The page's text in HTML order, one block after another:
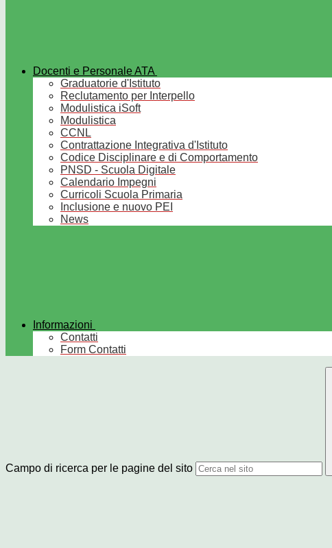
Docenti e Personale ATA
Graduatorie d'Istituto
Reclutamento per Interpello
Modulistica iSoft
Modulistica
CCNL
Contrattazione Integrativa d'Istituto
Codice Disciplinare e di Comportamento
PNSD - Scuola Digitale
Calendario Impegni
Curricoli Scuola Primaria
Inclusione e nuovo PEI
News
Informazioni
Contatti
Form Contatti
Campo di ricerca per le pagine del sito